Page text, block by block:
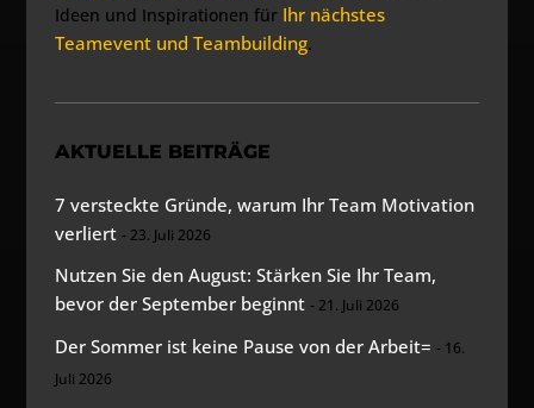
Ideen und Inspirationen für Ihr nächstes
Teamevent und Teambuilding.
AKTUELLE BEITRÄGE
7 versteckte Gründe, warum Ihr Team Motivation
verliert
23. Juli 2026
Nutzen Sie den August: Stärken Sie Ihr Team,
bevor der September beginnt
21. Juli 2026
Der Sommer ist keine Pause von der Arbeit=
16.
Juli 2026